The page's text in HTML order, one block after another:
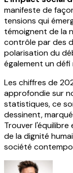
manifeste de
tensions qui
témoignent de la
contrôle par des
polarisation du
également un défi
Les chiffres de
approfondie sur
statistiques, ce
dessinent,
Trouver
de la dignité
société